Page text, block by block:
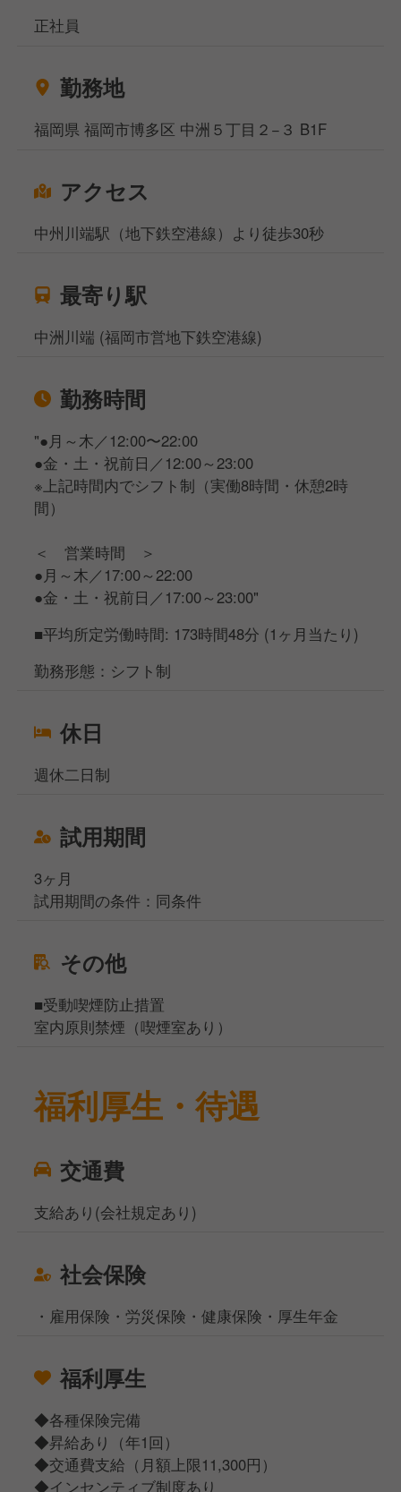
正社員
勤務地
福岡県 福岡市博多区 中洲５丁目２−３ B1F
アクセス
中州川端駅（地下鉄空港線）より徒歩30秒
最寄り駅
中洲川端 (福岡市営地下鉄空港線)
勤務時間
"●月～木／12:00〜22:00
●金・土・祝前日／12:00～23:00
※上記時間内でシフト制（実働8時間・休憩2時
間）
＜ 営業時間 ＞
●月～木／17:00～22:00
●金・土・祝前日／17:00～23:00"
■平均所定労働時間: 173時間48分 (1ヶ月当たり)
勤務形態：シフト制
休日
週休二日制
試用期間
3ヶ月
試用期間の条件：同条件
その他
■受動喫煙防止措置
室内原則禁煙（喫煙室あり）
福利厚生・待遇
交通費
支給あり(会社規定あり)
社会保険
・雇用保険・労災保険・健康保険・厚生年金
福利厚生
◆各種保険完備
◆昇給あり（年1回）
◆交通費支給（月額上限11,300円）
◆インセンティブ制度あり